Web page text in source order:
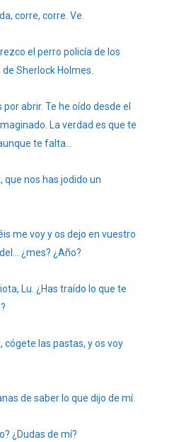
corre, corre. Ve.
el perro policía de los
Sherlock Holmes.
por abrir. Te he oído desde el
La verdad es que te
te falta…
que nos has jodido un
me voy y os dejo en vuestro
¿mes? ¿Año?
Lu. ¿Has traído lo que te
cógete las pastas, y os voy
de saber lo que dijo de mí.
¿Dudas de mí?